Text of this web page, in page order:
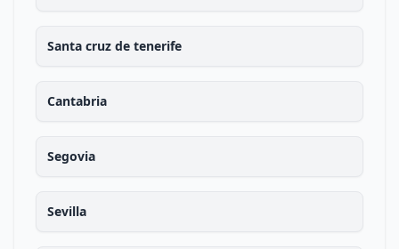
Santa cruz de tenerife
Cantabria
Segovia
Sevilla